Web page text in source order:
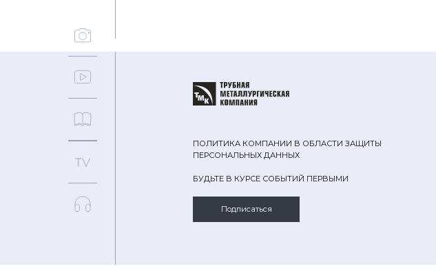
ПОЛИТИКА КОМПАНИИ В ОБЛАСТИ ЗАЩИТЫ
ПЕРСОНАЛЬНЫХ ДАННЫХ
БУДЬТЕ В КУРСЕ СОБЫТИЙ ПЕРВЫМИ
Подписаться